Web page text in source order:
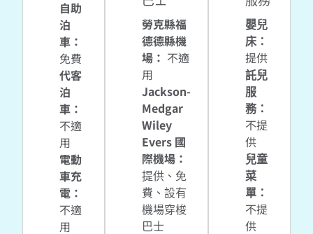
自助
泊
車 ：
免費
代客
泊
車 ：
不適
用
電動
車充
電 ：
不適
用
勞克縣福
德德縣機
場 ： 不適
用
Jackson-
Medgar
Wiley
Evers 國
際機場 ：
提供 、免
費 、設有
機場穿梭
巴士
嬰兒
床 ：
提供
託兒
服
務 ：
不提
供
兒童
菜
單 ：
不提
供